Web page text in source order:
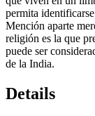
permita
Mención aparte
religión es la que
puede ser
de la India.
Details